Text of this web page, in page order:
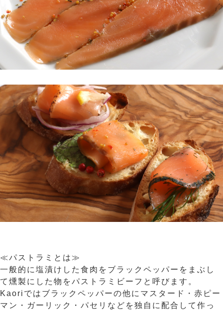
≪パストラミとは≫
一般的に塩漬けした食肉をブラックペッパーをまぶし
て燻製にした物をパストラミビーフと呼びます。
Kaoriではブラックペッパーの他にマスタード・赤ピー
マン・ガーリック・パセリなどを独自に配合して作っ